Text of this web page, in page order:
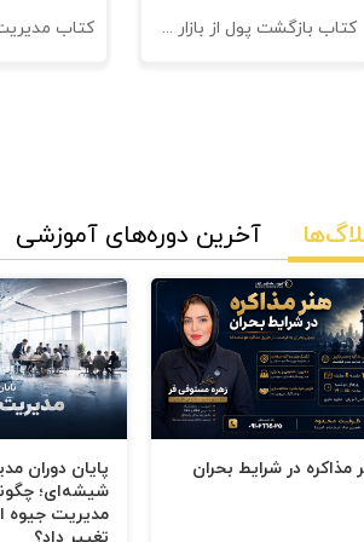
چه چیزی قابل مذاکره است؟
انتخاب عدم مذاکره؛
فصل دوم: قانون طلایی مذاکره؛
فصل سوم: سه سؤال اساسی مذاکره؛
کتاب بازگشت پول از بازار مدیریت وصول مطالبات
آخرین دوره‌های آموزشی
مذاکره در شرایط بحران
پایان دوران
شیشه‌ای؛
مدیریت جیوه‌